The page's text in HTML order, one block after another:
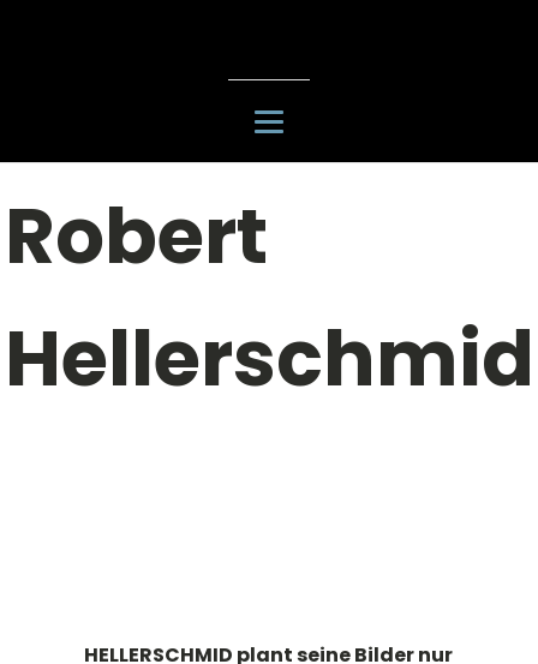
Robert
Hellerschmid
HELLERSCHMID plant seine Bilder nur